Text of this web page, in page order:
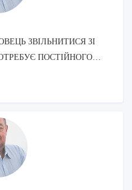
ЗВІЛЬНИТИСЯ ЗІ
ПОСТІЙНОГО